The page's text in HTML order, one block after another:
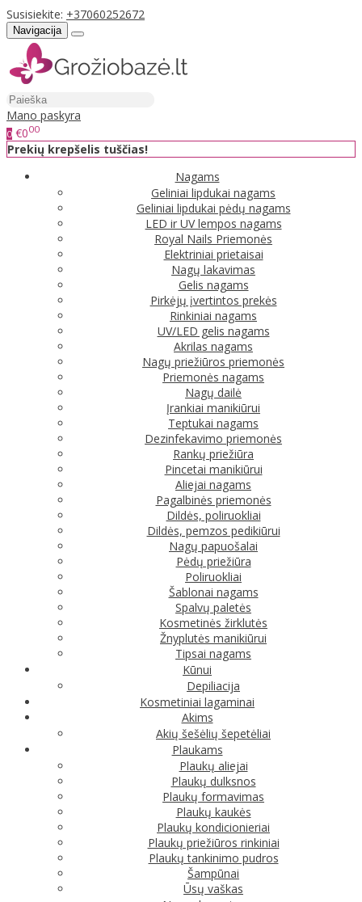
Susisiekite: +37060252672
Navigacija
Mano paskyra
0 €000
Prekių krepšelis tuščias!
Nagams
Geliniai lipdukai nagams
Geliniai lipdukai pėdų nagams
LED ir UV lempos nagams
Royal Nails Priemonės
Elektriniai prietaisai
Nagų lakavimas
Gelis nagams
Pirkėjų įvertintos prekės
Rinkiniai nagams
UV/LED gelis nagams
Akrilas nagams
Nagų priežiūros priemonės
Priemonės nagams
Nagų dailė
Įrankiai manikiūrui
Teptukai nagams
Dezinfekavimo priemonės
Rankų priežiūra
Pincetai manikiūrui
Aliejai nagams
Pagalbinės priemonės
Dildės, poliruokliai
Dildės, pemzos pedikiūrui
Nagų papuošalai
Pėdų priežiūra
Poliruokliai
Šablonai nagams
Spalvų paletės
Kosmetinės žirklutės
Žnyplutės manikiūrui
Tipsai nagams
Kūnui
Depiliacija
Kosmetiniai lagaminai
Akims
Akių šešėlių šepetėliai
Plaukams
Plaukų aliejai
Plaukų dulksnos
Plaukų formavimas
Plaukų kaukės
Plaukų kondicionieriai
Plaukų priežiūros rinkiniai
Plaukų tankinimo pudros
Šampūnai
Ūsų vaškas